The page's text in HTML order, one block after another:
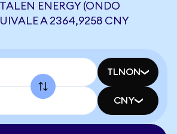
ENERGY (ONDO
A 2364,9258 CNY
TLNON
CNY